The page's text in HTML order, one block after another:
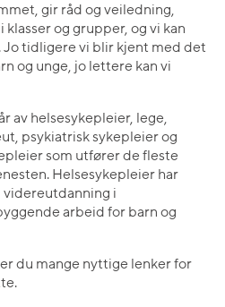
gir råd og veiledning,
og grupper, og vi kan
Jo tidligere vi blir kjent med det
og unge, jo lettere kan vi
av helsesykepleier, lege,
psykiatrisk sykepleier og
som utfører de fleste
Helsesykepleier har
i
arbeid for barn og
du mange nyttige lenker for